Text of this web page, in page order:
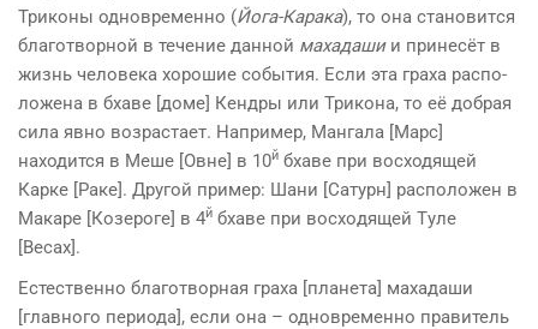
Триконы одно­временно (Йога-Карака), то она становит­ся
благотворной в течение данной махадашии принесёт в
жизнь человека хорошие события. Если эта граха распо­
ложена в бхаве [доме] Кендры или Трикона, то её добрая
сила явно возрастает. Например, Мангала [Марс]
находится в Меше [Овне] в 10й бхаве при восходящей
Карке [Раке]. Другой пример: Шани [Сатурн] расположен в
Макаре [Козероге] в 4й бхаве при восхо­дящей Тyле
[Весах].
Естественно благотворная граха [планета] махадаши
[главного периода], если она – одновременно правитель